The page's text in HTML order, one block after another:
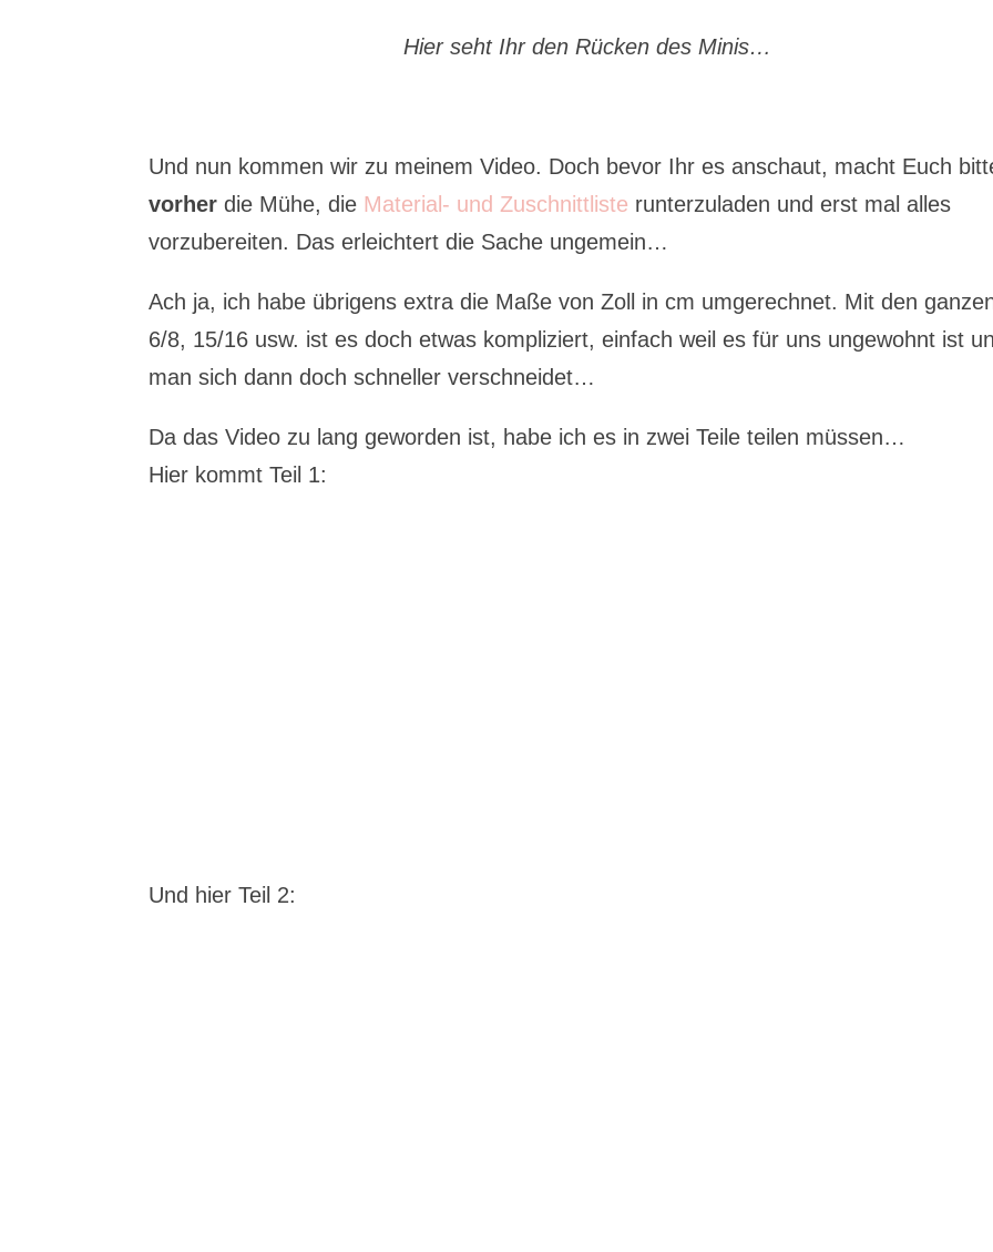
Hier seht Ihr den Rücken des Minis…
Und nun kommen wir zu meinem Video. Doch bevor Ihr es anschaut, macht Euch
vorher die Mühe, die Material- und Zuschnittliste runterzuladen und erst mal alles
vorzubereiten. Das erleichtert die Sache ungemein…
Ach ja, ich habe übrigens extra die Maße von Zoll in cm umgerechnet. Mit den
6/8, 15/16 usw. ist es doch etwas kompliziert, einfach weil es für uns ungewohnt ist
man sich dann doch schneller verschneidet…
Da das Video zu lang geworden ist, habe ich es in zwei Teile teilen müssen…
Hier kommt Teil 1:
Und hier Teil 2: